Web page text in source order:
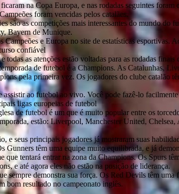
na Copa Europa, e nas rodadas seguintes
foram vencidas pelos catalães.
são as competições mais interessantes do mundo
Bayern de Munique.
Campeões e Europa no site de estatísticas
confiável
as atenções estão voltadas para as rodadas
de futebol é a Champions. As Catalunhas,
pela primeira vez. Os jogadores do clube catalão
ao futebol ao vivo. Você pode fazê-lo
ligas europeias de futebol
de futebol é um que é muito popular entre os
estão: Liverpool, Manchester United,
e seus principais jogadores já mostraram suas
Gunners têm uma equipe muito equilibrada, e já
que tentará entrar na zona da Champions. Os Spurs
e até agora eles não estão na posição de liderança.
sempre demonstra sua força. Os Red Devils têm
bom resultado no campeonato inglês.